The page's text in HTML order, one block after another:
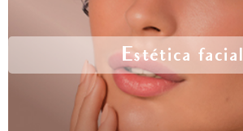
Estética facial